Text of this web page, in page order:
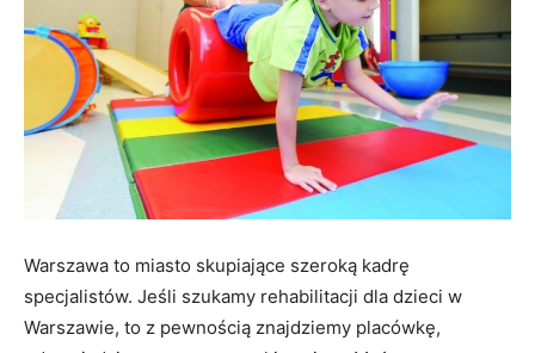
Warszawa to miasto skupiające szeroką kadrę
specjalistów. Jeśli szukamy rehabilitacji dla dzieci w
Warszawie, to z pewnością znajdziemy placówkę,